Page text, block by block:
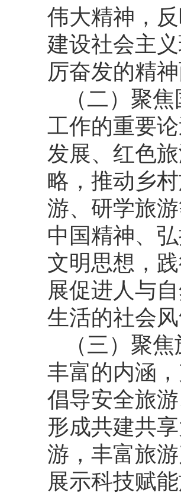
伟大精神，
建设社会主
厉奋发的精
（二）聚
工作的重要
发展、红色
略，推动乡
游、研学旅
中国精神、
文明思想，
展促进人与
生活的社会风
（三）聚
丰富的内涵
倡导安全旅
形成共建共
游，丰富旅
展示科技赋